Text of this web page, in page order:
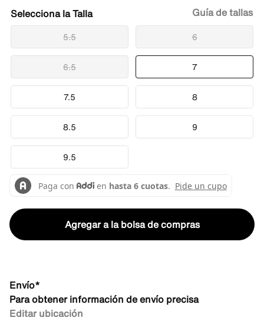
Talla
5.5 6
6.5 7
7.5 8
8.5 9
9.5
Guía de tallas
Agregar a la bolsa de compras
Envío*
Para obtener información de envío precisa
Editar ubicación